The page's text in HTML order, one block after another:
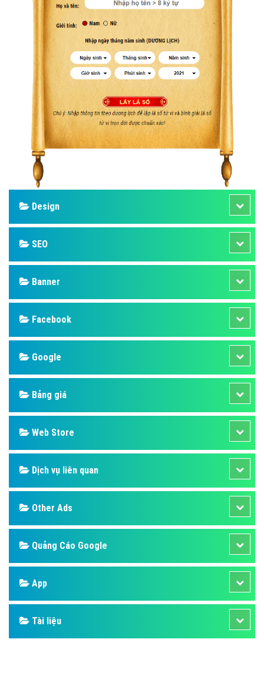
Design
SEO
Banner
Facebook
Google
Bảng giá
Web Store
Dịch vụ liên quan
Other Ads
Quảng Cáo Google
App
Tài liệu